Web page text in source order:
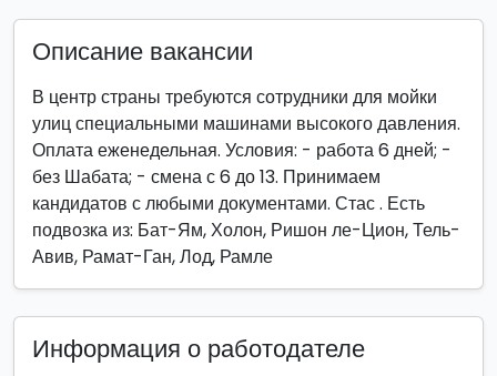
Описание вакансии
В центр страны требуются сотрудники для мойки
улиц специальными машинами высокого давления.
Оплата еженедельная. Условия: - работа 6 дней; -
без Шабата; - смена с 6 до 13. Принимаем
кандидатов с любыми документами. Стас . Есть
подвозка из: Бат-Ям, Холон, Ришон ле-Цион, Тель-
Авив, Рамат-Ган, Лод, Рамле
Информация о работодателе